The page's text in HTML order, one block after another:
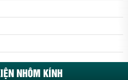
Cửa Nhôm PMA Vĩnh Phúc
NHÔM KÍNH